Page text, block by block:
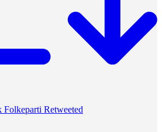
Folkeparti Retweeted